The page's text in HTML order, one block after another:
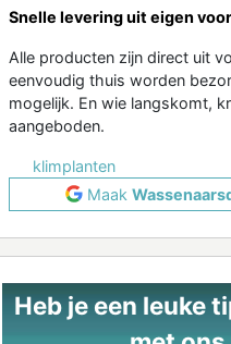
Snelle levering uit eigen
Alle producten zijn direct uit
eenvoudig thuis worden
mogelijk. En wie langskomt,
aangeboden.
klimplanten
Maak
Heb je een leuke